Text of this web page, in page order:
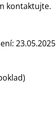
kontaktujte.
23.05.2025